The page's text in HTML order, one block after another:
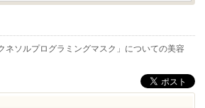
ネソルプログラミングマスク 」についての美容